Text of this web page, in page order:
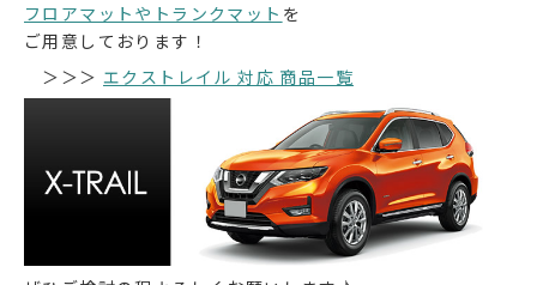
フロアマットやトランクマット を
ご用意しております！
＞＞＞ エクストレイル 対応 商品一覧